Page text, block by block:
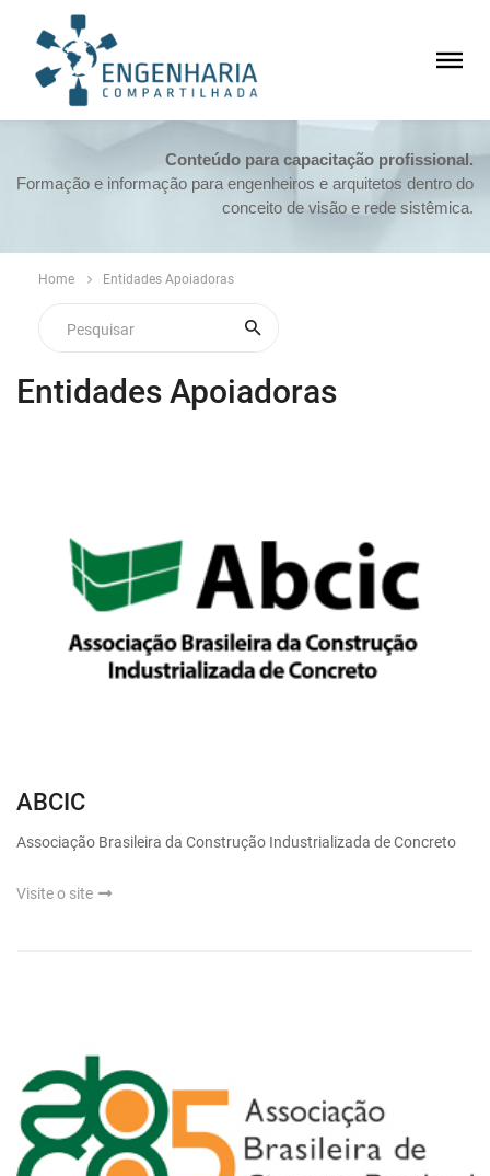
Conteúdo para capacitação profissional.
Formação e informação para engenheiros e arquitetos dentro do
conceito de visão e rede sistêmica.
Home Entidades Apoiadoras
Entidades Apoiadoras
ABCIC
Associação Brasileira da Construção Industrializada de Concreto
Visite o site